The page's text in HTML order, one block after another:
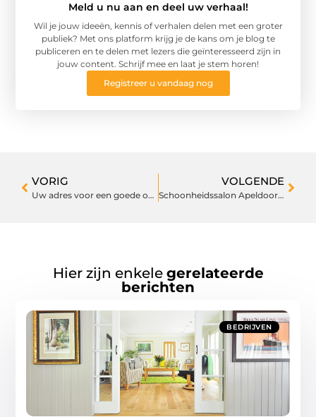
Meld u nu aan en deel uw verhaal!
Wil je jouw ideeën, kennis of verhalen delen met een groter
publiek? Met ons platform krijg je de kans om je blog te
publiceren en te delen met lezers die geïnteresseerd zijn in
jouw content. Schrijf mee en laat je stem horen!
Registreer u vandaag nog
VORIG
Uw adres voor een goede occasion in omgeving Valkenswaard
VOLGENDE
Schoonheidssalon Apeldoorn is de beste
Hier zijn enkele gerelateerde
berichten
BEDRIJVEN